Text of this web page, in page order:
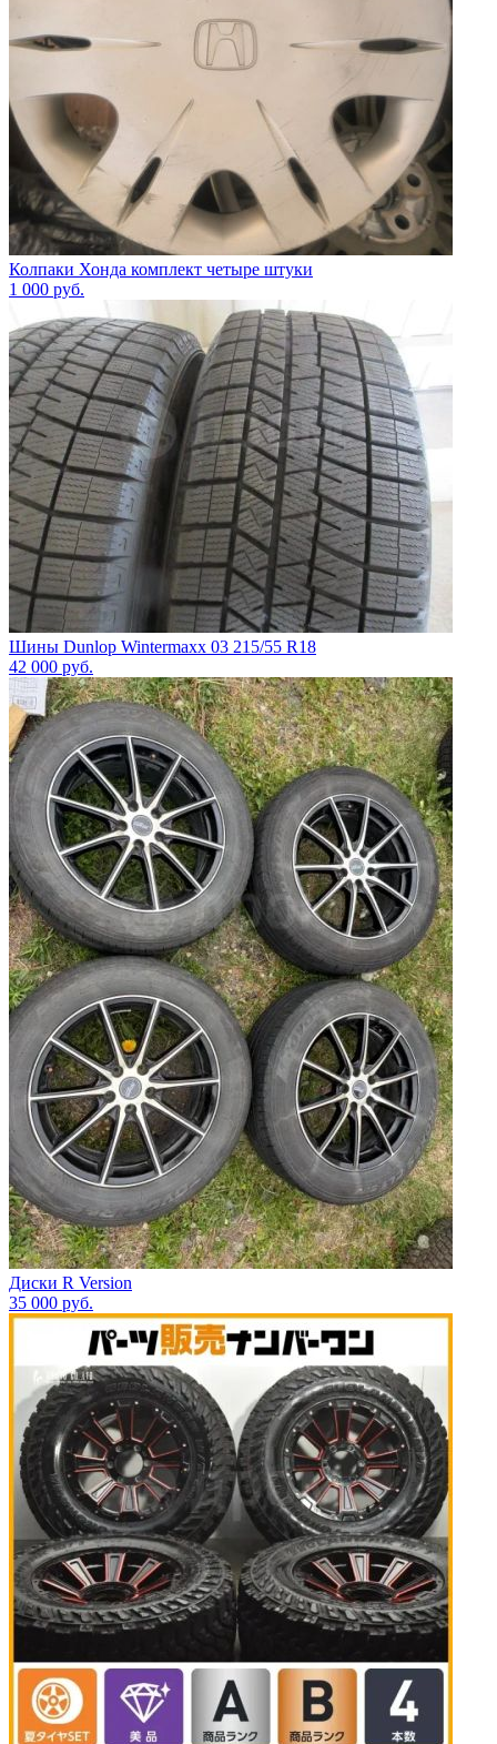
Колпаки Хонда комплект четыре штуки
1 000 руб.
Шины Dunlop Wintermaxx 03 215/55 R18
42 000 руб.
Диски R Version
35 000 руб.